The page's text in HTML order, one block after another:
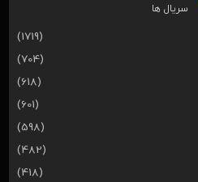
سریال ها
(1719)
(704)
(618)
(601)
(598)
(482)
(418)